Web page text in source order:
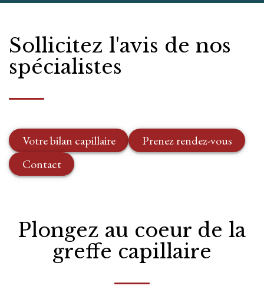
Sollicitez l'avis de nos
spécialistes
Votre bilan capillaire
Prenez rendez-vous
Contact
Plongez au coeur de la
greffe capillaire